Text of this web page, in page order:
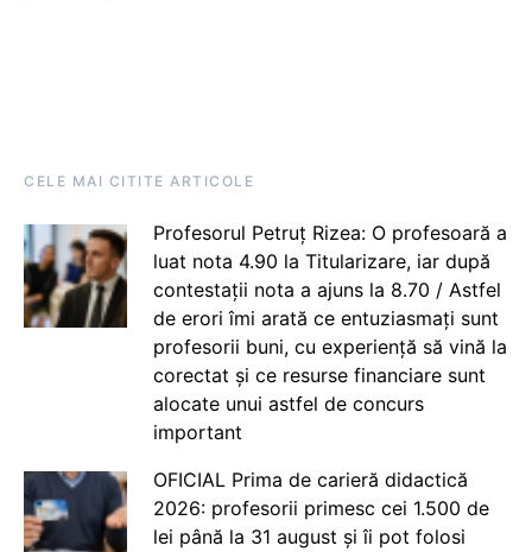
CELE MAI CITITE ARTICOLE
Profesorul Petruț Rizea: O profesoară a
luat nota 4.90 la Titularizare, iar după
contestații nota a ajuns la 8.70 / Astfel
de erori îmi arată ce entuziasmați sunt
profesorii buni, cu experiență să vină la
corectat și ce resurse financiare sunt
alocate unui astfel de concurs
important
OFICIAL Prima de carieră didactică
2026: profesorii primesc cei 1.500 de
lei până la 31 august și îi pot folosi